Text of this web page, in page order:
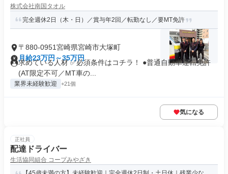
株式会社南国タオル
完全週休2日（木・日）／賞与年2回／転勤なし／要MT免許
〒880-0951宮崎県宮崎市大塚町
月給23万円～35万円
求めている人材 ✅必須条件はコチラ！ ●普通自動車運転免許
(AT限定不可／MT車の...
業界未経験歓迎 +21個
気になる
正社員
配達ドライバー
生活協同組合 コープみやざき